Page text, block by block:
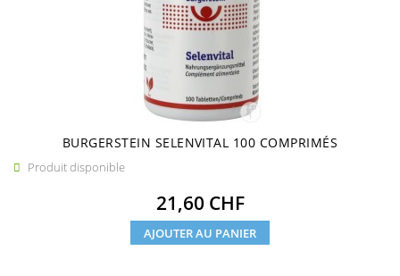
BURGERSTEIN SELENVITAL 100 COMPRIMÉS
 Produit disponible
Prix
21,60 CHF
AJOUTER AU PANIER